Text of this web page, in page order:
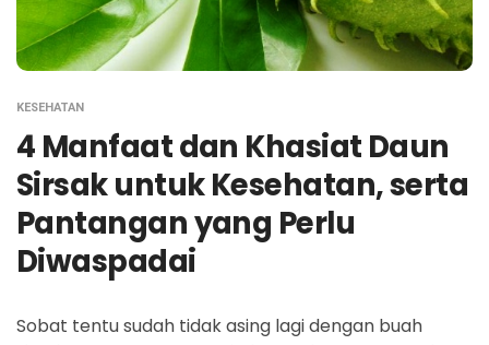
KESEHATAN
4 Manfaat dan Khasiat Daun
Sirsak untuk Kesehatan, serta
Pantangan yang Perlu
Diwaspadai
Sobat tentu sudah tidak asing lagi dengan buah